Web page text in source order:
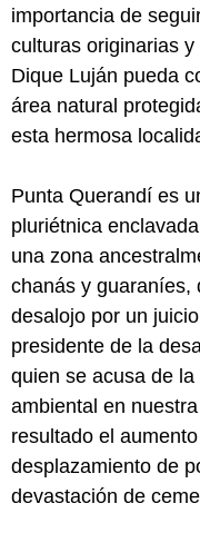
importancia de
culturas originarias
Dique Luján pueda
área natural
esta hermosa
Punta Querandí es
pluriétnica
una zona
chanás y guaraníes,
desalojo por un
presidente de la
quien se acusa de
ambiental en
resultado el
desplazamiento de
devastación de